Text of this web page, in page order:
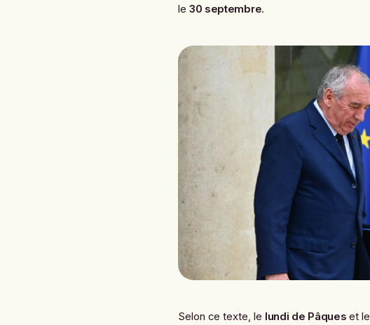
le 30 septembre.
Selon ce texte, le lundi de Pâques et le